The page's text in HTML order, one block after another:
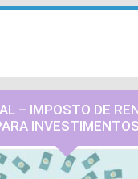
– IMPOSTO DE